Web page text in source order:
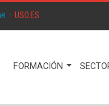
· USO.ES
FORMACIÓN